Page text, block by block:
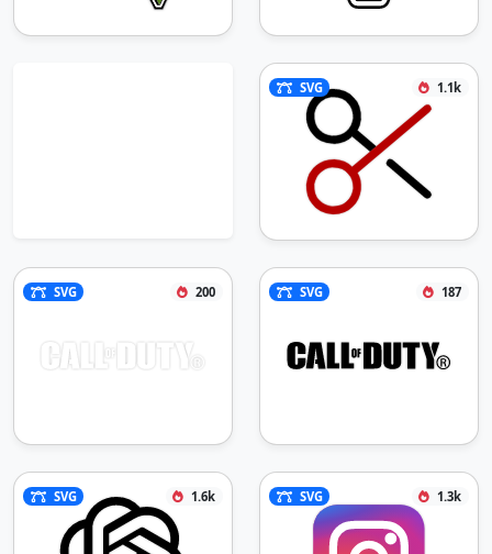
SVG 1.1k
SVG 200 SVG 187
SVG 1.6k SVG 1.3k